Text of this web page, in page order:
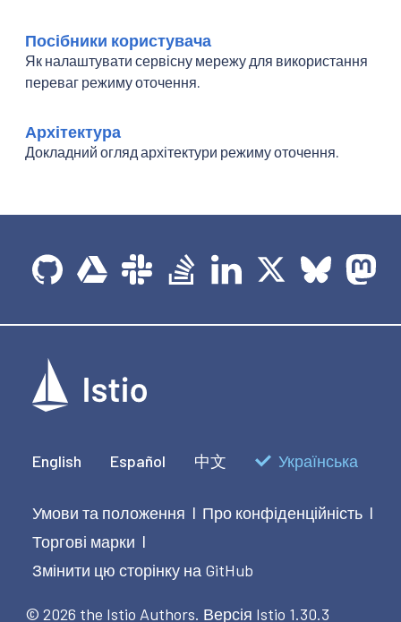
Посібники користувача
Як налаштувати сервісну мережу для використання
переваг режиму оточення.
Архітектура
Докладний огляд архітектури режиму оточення.
English Español 中文 Українська
Умови та положення | Про конфіденційність |
Торгові марки |
Змінити цю сторінку на GitHub
© 2026 the Istio Authors. Версія Istio 1.30.3